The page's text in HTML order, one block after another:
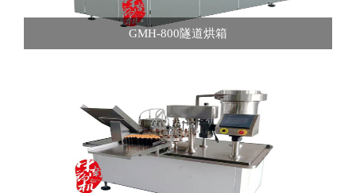
GMH-800隧道烘箱